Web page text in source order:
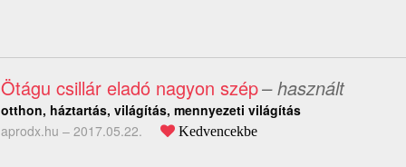
Ötágu csillár eladó nagyon szép– használt
otthon, háztartás, világítás, mennyezeti világítás
aprodx.hu – 2017.05.22. Kedvencekbe